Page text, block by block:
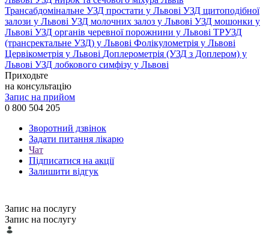
Трансабдомінальне УЗД простати у Львові УЗД щитоподібної
залози у Львові УЗД молочних залоз у Львові УЗД мошонки у
Львові УЗД органів черевної порожнини у Львові ТРУЗД
(трансректальне УЗД) у Львові Фолікулометрія у Львові
Цервікометрія у Львові Доплерометрія (УЗД з Доплером) у
Львові УЗД лобкового симфізу у Львові
Приходьте
на консультацію
Запис на прийом
0 800 504 205
Зворотний дзвінок
Задати питання лікарю
Чат
Підписатися на акції
Залишити відгук
Запис на послугу
Запис на послугу